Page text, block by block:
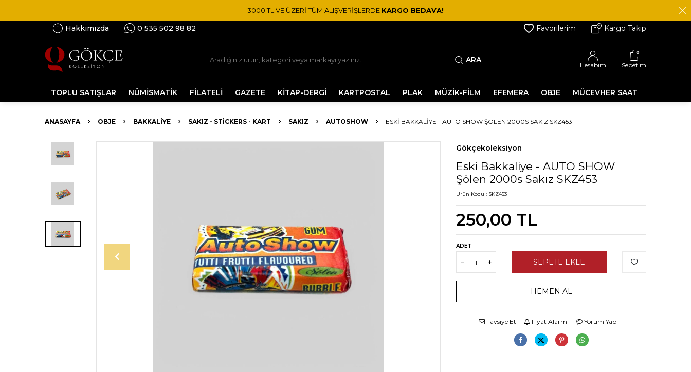
3000 TL VE ÜZERİ TÜM ALIŞVERİŞLERDE KARGO BEDAVA!
Hakkımızda 0 535 502 98 82 Favorilerim Kargo Takip
ARA
Hesabım
0
Sepetim
TOPLU SATIŞLAR NÜMİSMATİK FİLATELİ GAZETE KİTAP-DERGİ KARTPOSTAL PLAK MÜZİK-FİLM EFEMERA OBJE MÜCEVHER SAAT
ANASAYFA OBJE BAKKALIYE SAKIZ - STICKERS - KART SAKIZ AUTOSHOW ESKI BAKKALIYE - AUTO SHOW ŞÖLEN 2000S SAKIZ SKZ453
Gökçekoleksiyon
Eski Bakkaliye - AUTO SHOW
Şölen 2000s Sakız SKZ453
Ürün Kodu : SKZ453
250,00 TL
ADET
SEPETE EKLE
HEMEN AL
Tavsiye Et Fiyat Alarmı Yorum Yap